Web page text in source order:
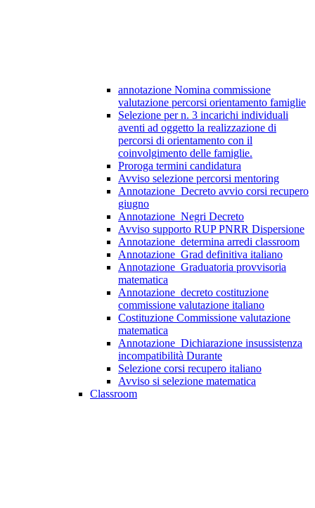
annotazione Nomina commissione
valutazione percorsi orientamento famiglie
Selezione per n. 3 incarichi individuali
aventi ad oggetto la realizzazione di
percorsi di orientamento con il
coinvolgimento delle famiglie.
Proroga termini candidatura
Avviso selezione percorsi mentoring
Annotazione_Decreto avvio corsi recupero
giugno
Annotazione_Negri Decreto
Avviso supporto RUP PNRR Dispersione
Annotazione_determina arredi classroom
Annotazione_Grad definitiva italiano
Annotazione_Graduatoria provvisoria
matematica
Annotazione_decreto costituzione
commissione valutazione italiano
Costituzione Commissione valutazione
matematica
Annotazione_Dichiarazione insussistenza
incompatibilità Durante
Selezione corsi recupero italiano
Avviso si selezione matematica
Classroom